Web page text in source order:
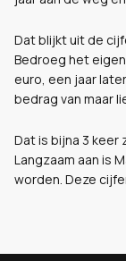
Dat blijkt uit de
Bedroeg het
euro, een jaar
bedrag van maar
Dat is bijna 3 keer
Langzaam aan is
worden. Deze